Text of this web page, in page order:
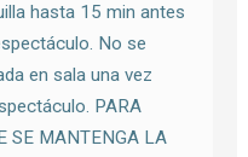
hasta 15 min antes
No se
en sala una vez
PARA
SE MANTENGA LA